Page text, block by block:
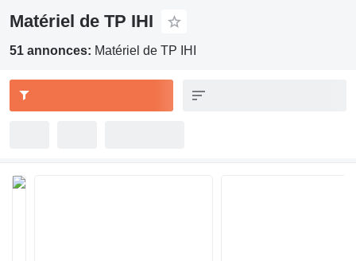
Matériel de TP IHI
51 annonces: Matériel de TP IHI